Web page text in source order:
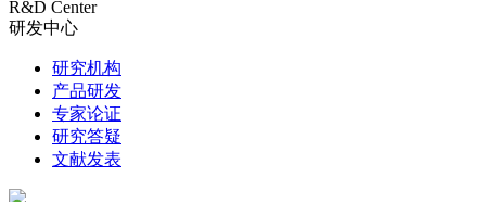
R&D Center
研发中心
研究机构
产品研发
专家论证
研究答疑
文献发表